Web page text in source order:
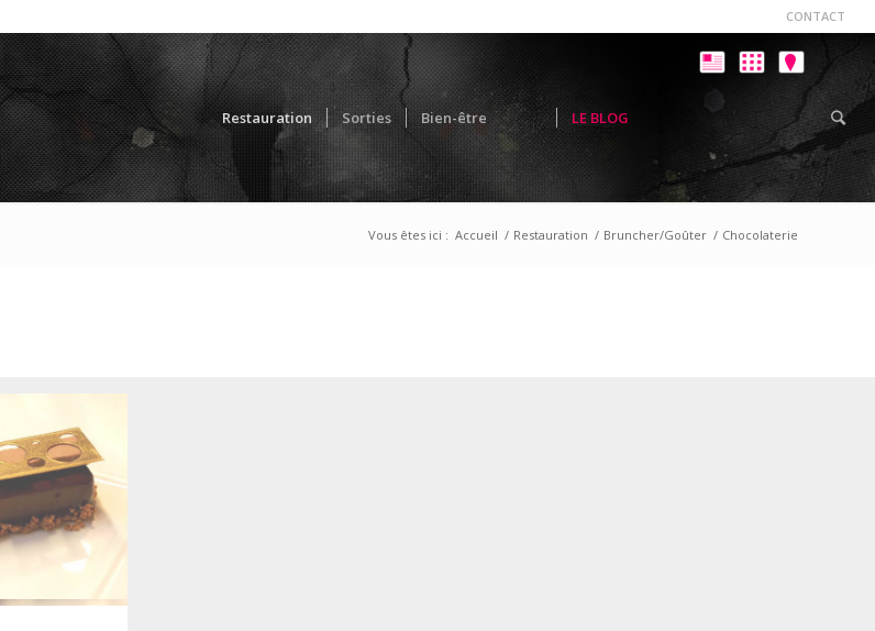
CONTACT
Restauration Sorties Bien-être LE BLOG
Vous êtes ici : Accueil / Restauration / Bruncher/Goûter / Chocolaterie